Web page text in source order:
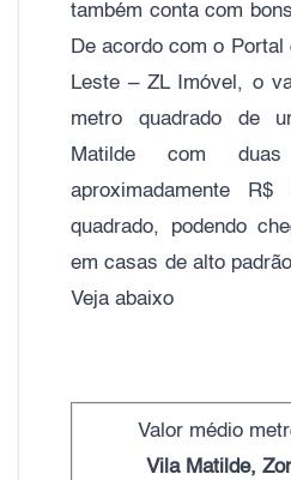
também conta com
De acordo com o
Leste – ZL Imóvel, o
metro quadrado de
Matilde com
aproximadamente
quadrado, podendo
em casas de alto
Veja abaixo
Valor médio
Vila Matilde,